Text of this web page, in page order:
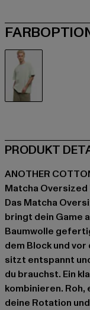
PRODUKT
ANOTHER
Matcha Oversized
Das Matcha
bringt dein Game
Baumwolle
dem Block und
sitzt entspannt
du brauchst. Ein
kombinieren. Roh,
deine Rotation